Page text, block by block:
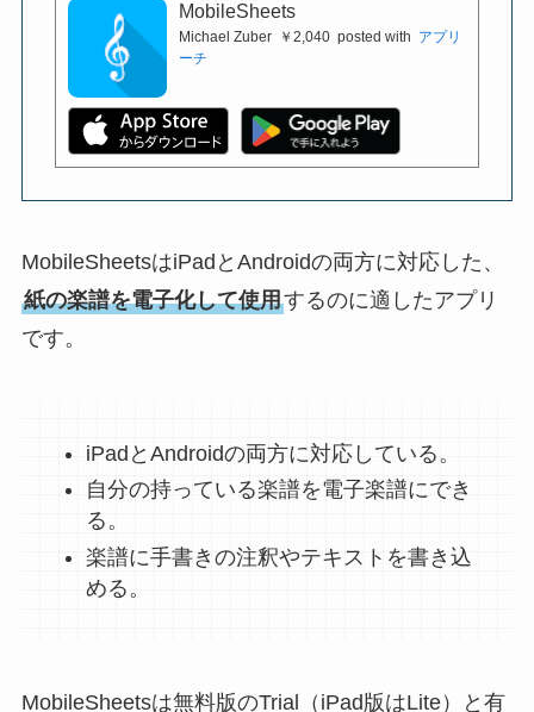
MobileSheets
Michael Zuber ￥2,040 posted with アプリ
ーチ
MobileSheetsはiPadとAndroidの両方に対応した、
紙の楽譜を電子化して使用するのに適したアプリ
です。
iPadとAndroidの両方に対応している。
自分の持っている楽譜を電子楽譜にでき
る。
楽譜に手書きの注釈やテキストを書き込
める。
MobileSheetsは無料版のTrial（iPad版はLite）と有